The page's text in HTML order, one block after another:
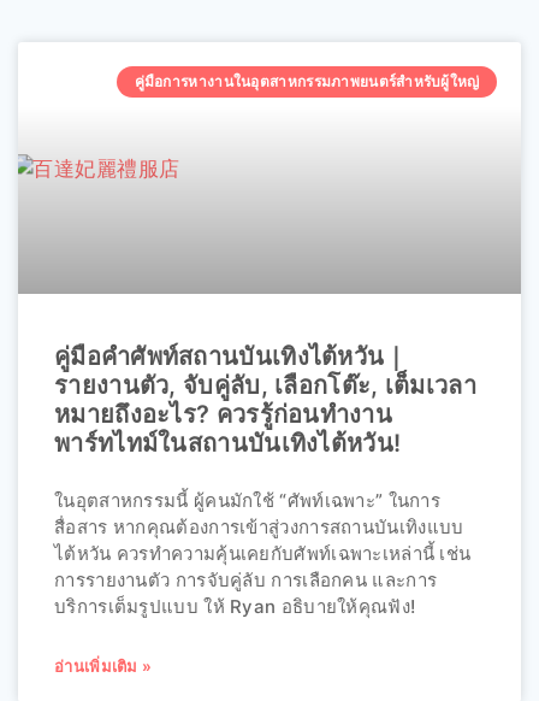
คู่มือการหางานในอุตสาหกรรมภาพยนตร์สำหรับผู้ใหญ่
คู่มือคำศัพท์สถานบันเทิงไต้หวัน｜
รายงานตัว, จับคู่ลับ, เลือกโต๊ะ, เต็มเวลา
หมายถึงอะไร? ควรรู้ก่อนทำงาน
พาร์ทไทม์ในสถานบันเทิงไต้หวัน!
ในอุตสาหกรรมนี้ ผู้คนมักใช้ “ศัพท์เฉพาะ” ในการ
สื่อสาร หากคุณต้องการเข้าสู่วงการสถานบันเทิงแบบ
ไต้หวัน ควรทำความคุ้นเคยกับศัพท์เฉพาะเหล่านี้ เช่น
การรายงานตัว การจับคู่ลับ การเลือกคน และการ
บริการเต็มรูปแบบ ให้ Ryan อธิบายให้คุณฟัง!
อ่านเพิ่มเติม »